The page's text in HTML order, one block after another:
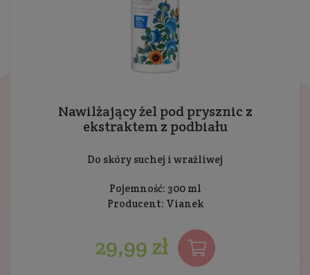
Nawilżający żel pod prysznic z
ekstraktem z podbiału
Do skóry suchej i wrażliwej
Pojemność: 300 ml
Producent: Vianek
29,99 zł